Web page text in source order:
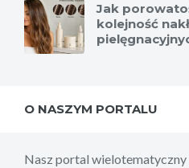
Jak
kolejność
O NASZYM PORTALU
Nasz portal wielotematyczny